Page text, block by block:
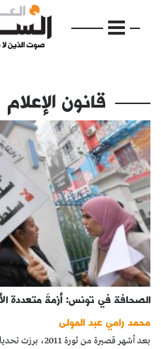
الرئيسية
مواضيع
إفتتاحية
فكرة
دفاتر
بالصورة
كتّابنا
قانون الإعلام
الصحافة في تونس: أزمةٌ متعددة
محمد رامي عبد المولى
بعد أشهر قصيرة